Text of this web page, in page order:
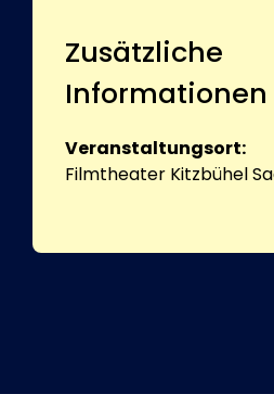
Zusätzliche
Informationen
Veranstaltungsort:
Filmtheater Kitzbühel